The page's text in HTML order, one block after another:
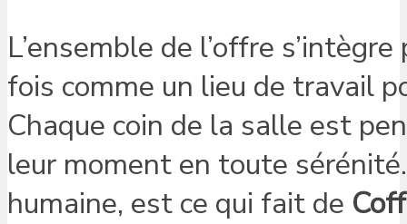
L’ensemble de l’offre
fois comme un lieu de travail
Chaque coin de la salle est
leur moment en toute
humaine, est ce qui fait de